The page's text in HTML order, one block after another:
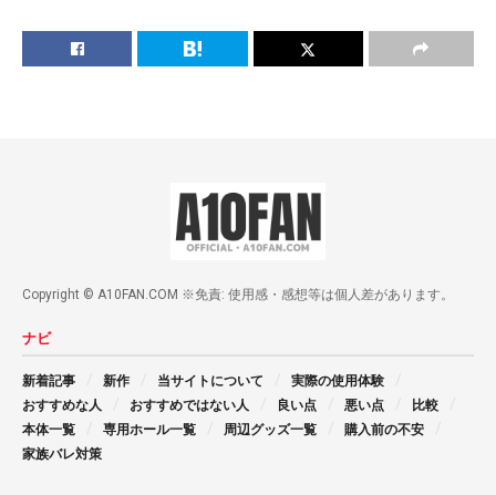
Copyright © A10FAN.COM ※免責: 使用感・感想等は個人差があります。
ナビ
新着記事 新作 当サイトについて
実際の使用体験
おすすめな人
おすすめではない人 良い点 悪い点
比較
本体一覧
専用ホール一覧 周辺グッズ一覧
購入前の不安
家族バレ対策